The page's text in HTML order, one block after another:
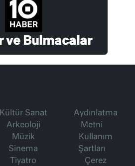
ve Bulmacalar
Kültür Sanat
Arkeoloji
Müzik
Sinema
Tiyatro
Aydınlatma
Metni
Kullanım
Şartları
Çerez